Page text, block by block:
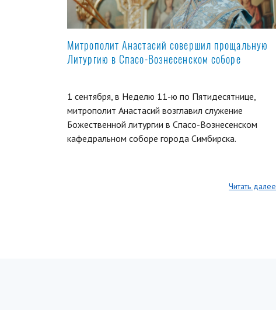
Митрополит Анастасий совершил прощальную
Литургию в Спасо-Вознесенском соборе
1 сентября, в Неделю 11-ю по Пятидесятнице,
митрополит Анастасий возглавил служение
Божественной литургии в Спасо-Вознесенском
кафедральном соборе города Симбирска.
Читать далее